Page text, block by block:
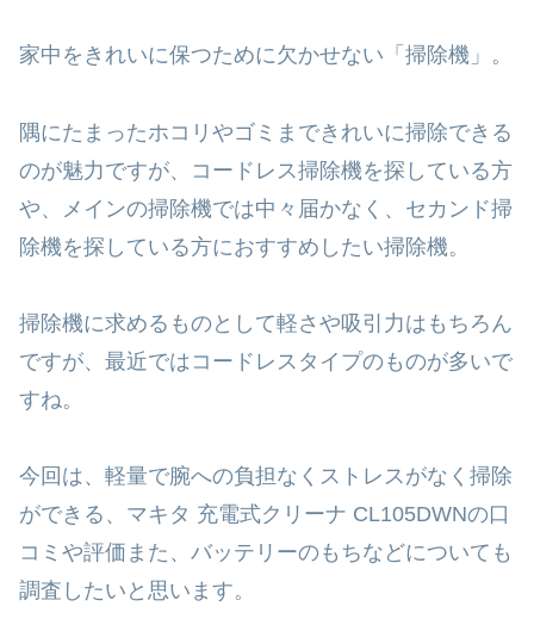
家中をきれいに保つために欠かせない「掃除機」。
隅にたまったホコリやゴミまできれいに掃除できる
のが魅力ですが、コードレス掃除機を探している方
や、メインの掃除機では中々届かなく、セカンド掃
除機を探している方におすすめしたい掃除機。
掃除機に求めるものとして軽さや吸引力はもちろん
ですが、最近ではコードレスタイプのものが多いで
すね。
今回は、軽量で腕への負担なくストレスがなく掃除
ができる、マキタ 充電式クリーナ CL105DWNの口
コミや評価また、バッテリーのもちなどについても
調査したいと思います。